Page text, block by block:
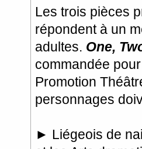
Les trois pièces
répondent à un
adultes. One,
commandée
Promotion
personnages
► Liégeois de